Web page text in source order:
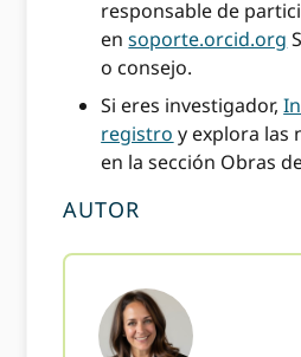
responsable de
ensoporte.orcid.org
o consejo.
Si eres investigador,
registro y explora las
en la sección Obras
AUTOR